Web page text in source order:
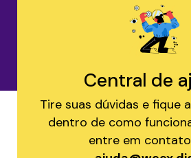
Central de
Tire suas dúvidas e fique
dentro de como
entre em